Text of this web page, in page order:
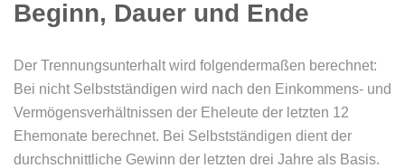
Beginn, Dauer und Ende
Der Trennungsunterhalt wird folgendermaßen berechnet:
Bei nicht Selbstständigen wird nach den Einkommens- und
Vermögensverhältnissen der Eheleute der letzten 12
Ehemonate berechnet. Bei Selbstständigen dient der
durchschnittliche Gewinn der letzten drei Jahre als Basis.